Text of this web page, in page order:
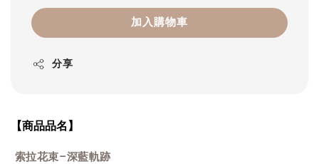
加入購物車
分享
【商品品名】
索拉花束-深藍軌跡